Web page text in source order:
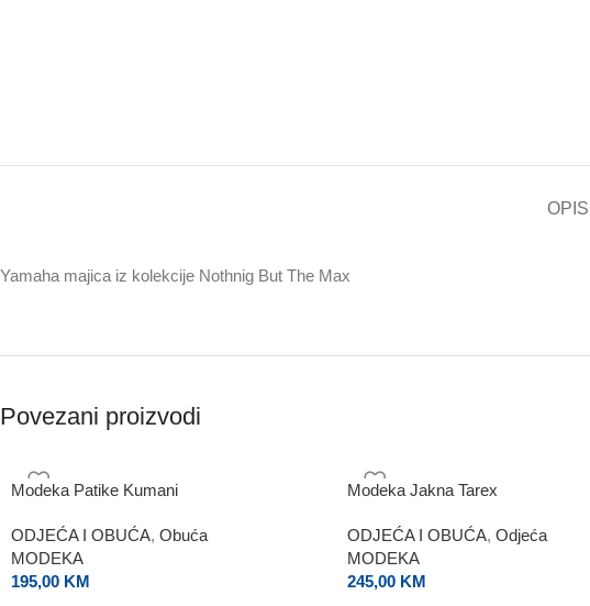
OPIS
Yamaha majica iz kolekcije Nothnig But The Max
Povezani proizvodi
Modeka Patike Kumani
ODJEĆA I OBUĆA, Obuća
MODEKA
195,00 KM
Modeka Jakna Tarex
ODJEĆA I OBUĆA, Odjeća
MODEKA
245,00 KM